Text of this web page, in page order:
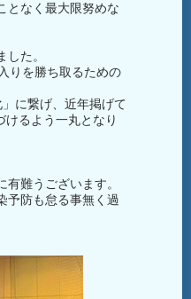
となく最大限努めな
た。
りを勝ち取るための
に繋げ、近年掲げて
るよう一丸となり
難うございます。
予防も怠る事無く過